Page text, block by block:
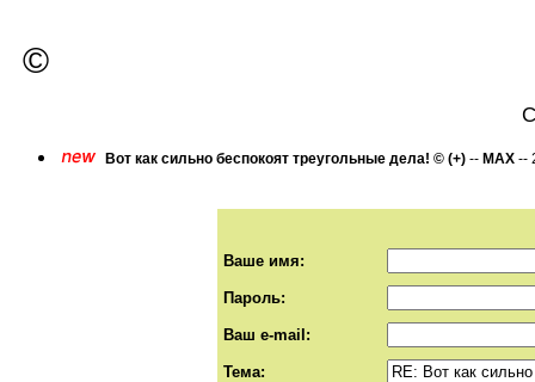
©
Вот как сильно беспокоят треугольные дела! © (+) -- MAX --
Ваше имя:
Пароль:
Ваш e-mail:
Тема: